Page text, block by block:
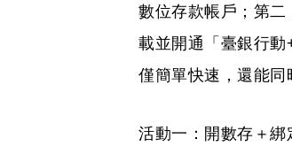
數位存款帳戶；第
載並開通「臺銀行
僅簡單快速，還能同
活動一：開數存＋